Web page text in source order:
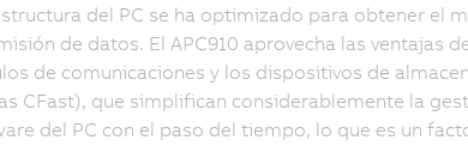
del PC se ha optimizado para obtener el
de datos. El APC910 aprovecha las ventajas
de comunicaciones y los dispositivos de
CFast), que simplifican considerablemente la
del PC con el paso del tiempo, lo que es un